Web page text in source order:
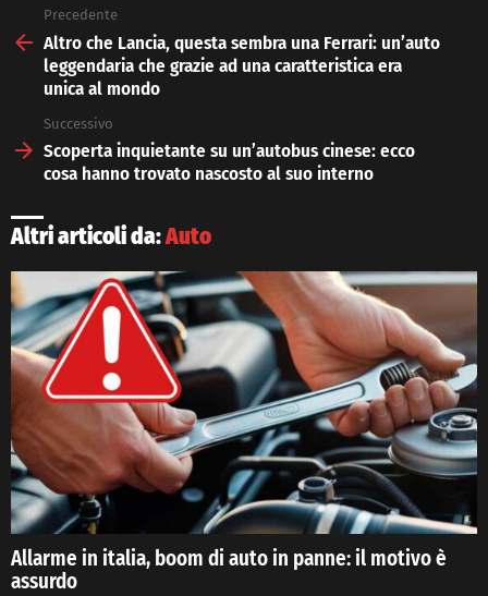
more
Precedente
Altro che Lancia, questa sembra una Ferrari: un’auto
leggendaria che grazie ad una caratteristica era
unica al mondo
Successivo
Scoperta inquietante su un’autobus cinese: ecco
cosa hanno trovato nascosto al suo interno
Altri articoli da:Auto
Allarme in italia, boom di auto in panne: il motivo è
assurdo